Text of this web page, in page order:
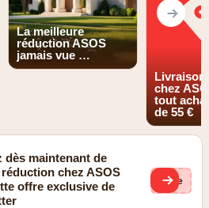
La meilleure
réduction ASOS
jamais vue …
Livraison
chez
tout
de 55 €
dès maintenant de
réduction chez ASOS
offre exclusive de
(ge